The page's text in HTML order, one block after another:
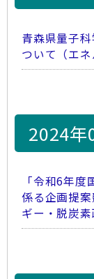
青森県量子
ついて（エネ
2024年
「令和6年
係る企画提
ギー・脱炭素